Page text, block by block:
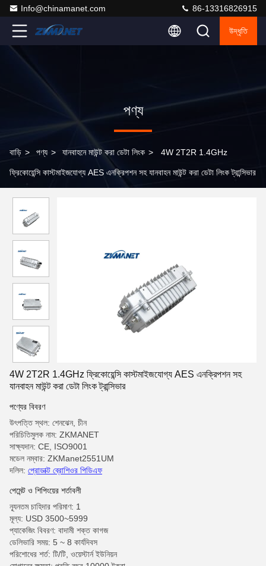
Info@chinamanet.com 86-13316826915
উদ্ধৃতি
পণ্য
বাড়ি > পণ্য > যানবাহনে মাউন্ট করা ডেটা লিংক > 4W 2T2R 1.4GHz
ফ্রিকোয়েন্সি কাস্টমাইজযোগ্য AES এনক্রিপশন সহ যানবাহন মাউন্ট করা ডেটা লিংক ট্রান্সিভার
4W 2T2R 1.4GHz ফ্রিকোয়েন্সি কাস্টমাইজযোগ্য AES এনক্রিপশন সহ
যানবাহন মাউন্ট করা ডেটা লিংক ট্রান্সিভার
পণ্যের বিবরণ
উৎপত্তি স্থল: শেনঝেন, চীন
পরিচিতিমুলক নাম: ZKMANET
সাক্ষ্যদান: CE, ISO9001
মডেল নম্বার: ZKManet2551UM
দলিল: প্রোডাক্ট ব্রোশিওর পিডিএফ
পেমেন্ট ও শিপিংয়ের শর্তাবলী
ন্যূনতম চাহিদার পরিমাণ: 1
মূল্য: USD 3500~5999
প্যাকেজিং বিবরণ: বাদামী শক্ত কাগজ
ডেলিভারি সময়: 5 ~ 8 কার্যদিবস
পরিশোধের শর্ত: টি/টি, ওয়েস্টার্ন ইউনিয়ন